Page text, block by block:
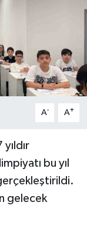
A- A+
bu yıl
gelecek